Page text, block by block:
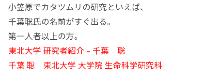
小笠原でカタツムリの研究といえば、
千葉聡氏の名前がすぐ出る。
第一人者以上の方。
東北大学 研究者紹介 – 千葉 聡
千葉 聡｜東北大学 大学院 生命科学研究科